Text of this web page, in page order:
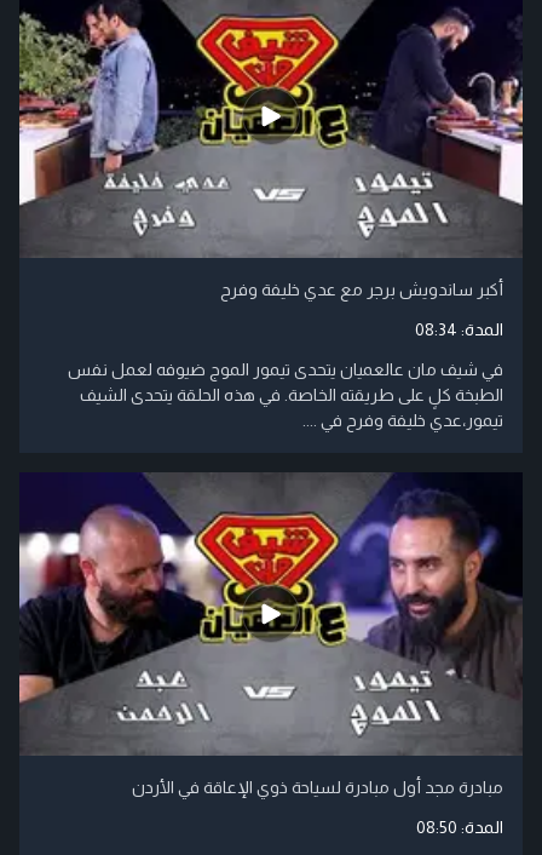
أكبر ساندويش برجر مع عدي خليفة وفرح
المدة: 08:34
في شيف مان عالعميان يتحدى تيمور الموج ضيوفه لعمل نفس
الطبخة كلٍ على طريقته الخاصة. في هذه الحلقة يتحدى الشيف
تيمور،عدي خليفة وفرح في ....
مبادرة مجد أول مبادرة لسياحة ذوي الإعاقة في الأردن
المدة: 08:50